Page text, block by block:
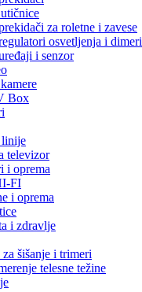
za roletne i zavese
osvetljenja i dimeri
i senzor
Box
televizor
i oprema
FI
i oprema
i zdravlje
šišanje i trimeri
telesne težine